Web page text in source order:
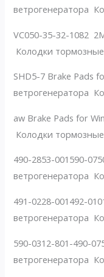
ветрогенератора
VC050-35-32-1082
Колодки тормозные
SHD5-7 Brake Pads
ветрогенератора
aw Brake Pads for
Колодки тормозные
490-2853-001590-
ветрогенератора
491-0228-001492-
ветрогенератора
590-0312-801-490-
ветрогенератора